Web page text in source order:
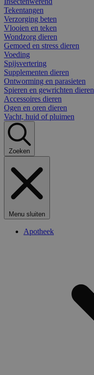
Tekentangen
Verzorging beten
Vlooien en teken
Wondzorg dieren
Gemoed en stress dieren
Voeding
Spijsvertering
Supplementen dieren
Ontworming en parasieten
Spieren en gewrichten dieren
Accessoires dieren
Ogen en oren dieren
Vacht, huid of pluimen
Zoeken
Menu sluiten
Apotheek